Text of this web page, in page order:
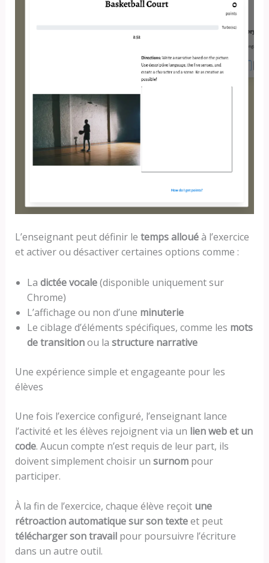
L’enseignant peut définir le temps allouéà l’exercice
et activer ou désactiver certaines options comme :
La dictée vocale(disponible uniquement sur
Chrome)
L’affichage ou non d’une minuterie
Le ciblage d’éléments spécifiques, comme les mots
de transitionou la structure narrative
Une expérience simple et engageante pour les
élèves
Une fois l’exercice configuré, l’enseignant lance
l’activité et les élèves rejoignent via un lien web et un
code. Aucun compte n’est requis de leur part, ils
doivent simplement choisir un surnompour
participer.
À la fin de l’exercice, chaque élève reçoit une
rétroaction automatique sur son texteet peut
télécharger son travailpour poursuivre l’écriture
dans un autre outil.